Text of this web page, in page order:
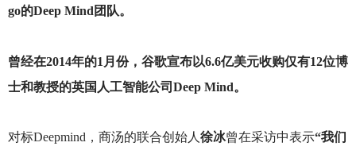
go的Deep Mind团队。
曾经在2014年的1月份，谷歌宣布以6.6亿美元收购仅有12位博
士和教授的英国人工智能公司Deep Mind。
对标Deepmind，商汤的联合创始人 徐冰曾在采访中表示“我们